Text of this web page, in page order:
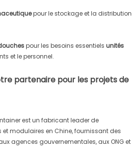
pour le stockage et la distribution
pour les besoins essentiels unités
et le personnel.
partenaire pour les projets de
est un fabricant leader de
modulaires en Chine, fournissant des
agences gouvernementales, aux ONG et